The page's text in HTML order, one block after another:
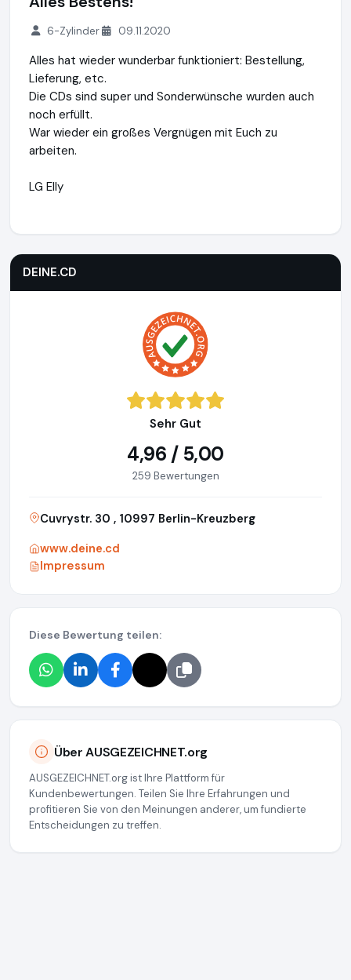
6-Zylinder 09.11.2020
Alles hat wieder wunderbar funktioniert: Bestellung,
Lieferung, etc.
Die CDs sind super und Sonderwünsche wurden auch
noch erfüllt.
War wieder ein großes Vergnügen mit Euch zu
arbeiten.
LG Elly
DEINE.CD
Sehr Gut
4,96 / 5,00
259 Bewertungen
Cuvrystr. 30 , 10997 Berlin-Kreuzberg
www.deine.cd
Impressum
Diese Bewertung teilen:
Über AUSGEZEICHNET.org
AUSGEZEICHNET.org ist Ihre Plattform für
Kundenbewertungen. Teilen Sie Ihre Erfahrungen und
profitieren Sie von den Meinungen anderer, um fundierte
Entscheidungen zu treffen.